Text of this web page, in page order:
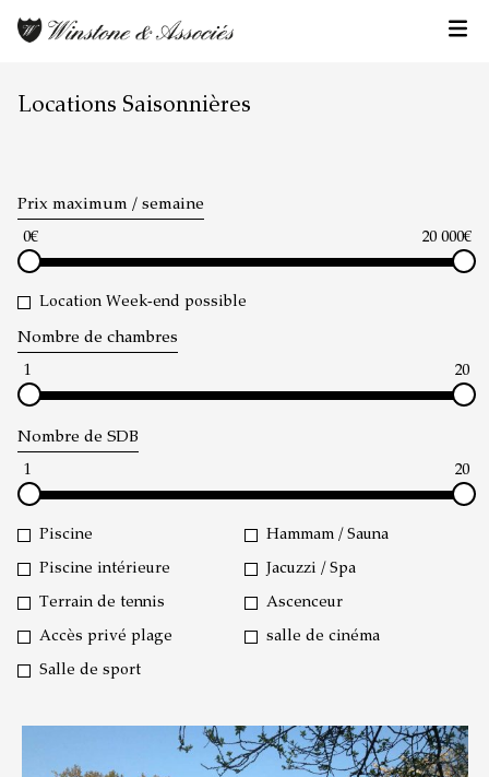
Locations Saisonnières
Prix maximum / semaine
0€ 20 000€
Location Week-end possible
Nombre de chambres
1 20
Nombre de SDB
1 20
Piscine
Hammam / Sauna
Piscine intérieure
Jacuzzi / Spa
Terrain de tennis
Ascenceur
Accès privé plage
salle de cinéma
Salle de sport